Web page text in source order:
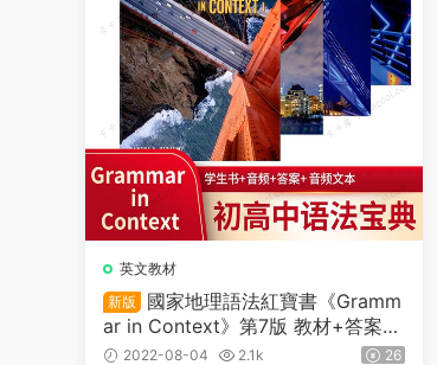
英文教材
新版
國家地理語法紅寶書《Gramm
ar in Context》第7版 教材+答案
+音頻
2022-08-04 2.1k 26